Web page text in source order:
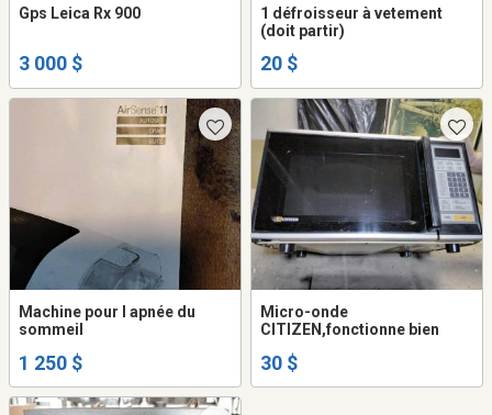
Gps Leica Rx 900
3 000 $
1 défroisseur à vetement
(doit partir)
20 $
Machine pour l apnée du
sommeil
1 250 $
Micro-onde
CITIZEN,fonctionne bien
30 $